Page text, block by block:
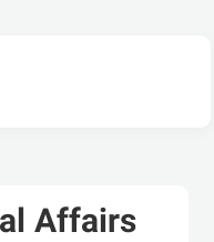
Affairs